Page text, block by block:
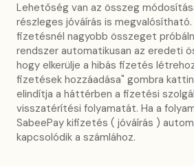
Lehetőség van az összeg
részleges jóváírás is
fizetésnél nagyobb összeget
rendszer automatikusan az eredeti
hogy elkerülje a hibás fizetés
fizetések hozzáadása" gombra
elindítja a háttérben a fizetési
visszatérítési folyamatát. Ha a
SabeePay kifizetés ( jóváírás )
kapcsolódik a számlához.